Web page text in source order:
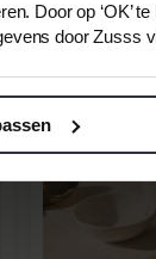
Door op ‘OK’
door Zusss